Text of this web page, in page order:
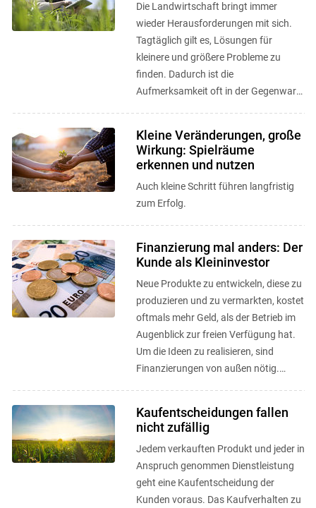
Die Landwirtschaft bringt immer
wieder Herausforderungen mit sich.
Tagtäglich gilt es, Lösungen für
kleinere und größere Probleme zu
finden. Dadurch ist die
Aufmerksamkeit oft in der Gegenwart
Kleine Veränderungen, große
Wirkung: Spielräume
erkennen und nutzen
Auch kleine Schritt führen langfristig
zum Erfolg.
Finanzierung mal anders: Der
Kunde als Kleininvestor
Neue Produkte zu entwickeln, diese zu
produzieren und zu vermarkten, kostet
oftmals mehr Geld, als der Betrieb im
Augenblick zur freien Verfügung hat.
Um die Ideen zu realisieren, sind
Finanzierungen von außen nötig.
Kaufentscheidungen fallen
nicht zufällig
Jedem verkauften Produkt und jeder in
Anspruch genommen Dienstleistung
geht eine Kaufentscheidung der
Kunden voraus. Das Kaufverhalten zu